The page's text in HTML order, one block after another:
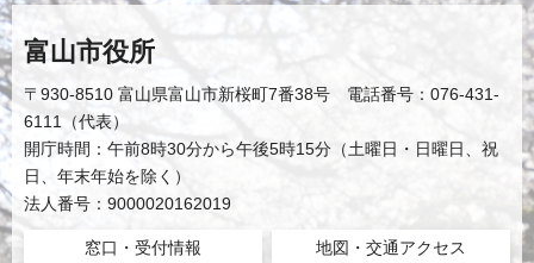
富山市役所
〒930-8510 富山県富山市新桜町7番38号 電話番号：076-431-
6111（代表）
開庁時間：午前8時30分から午後5時15分（土曜日・日曜日、祝
日、年末年始を除く）
法人番号：9000020162019
窓口・受付情報 地図・交通アクセス